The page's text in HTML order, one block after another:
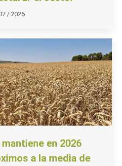
/ 2026
en 2026
a la media de